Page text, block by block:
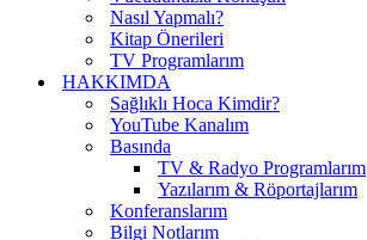
Nasıl Yapmalı?
Kitap Önerileri
TV Programlarım
HAKKIMDA
Sağlıklı Hoca Kimdir?
YouTube Kanalım
Basında
TV & Radyo Programlarım
Yazılarım & Röportajlarım
Konferanslarım
Bilgi Notlarım